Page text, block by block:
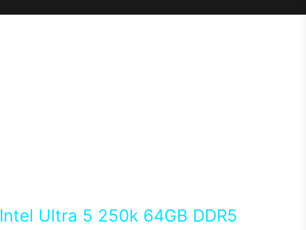
Intel Ultra 5 250k 64GB DDR5